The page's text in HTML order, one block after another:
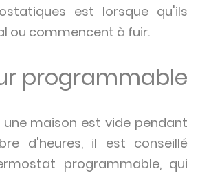
est lorsque qu'ils
ou commencent à fuir.
programmable
une maison est vide pendant
d'heures, il est conseillé
programmable, qui